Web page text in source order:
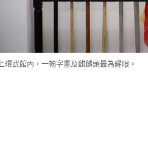
上環武館內，一幅字畫及麒麟頭最為耀眼。